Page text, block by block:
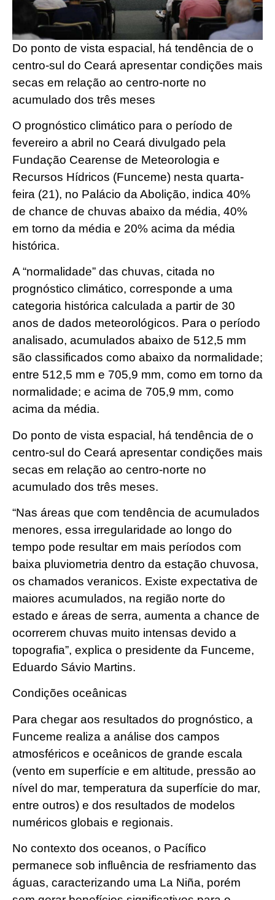
Do ponto de vista espacial, há tendência de o
centro-sul do Ceará apresentar condições mais
secas em relação ao centro-norte no
acumulado dos três meses
O prognóstico climático para o período de
fevereiro a abril no Ceará divulgado pela
Fundação Cearense de Meteorologia e
Recursos Hídricos (Funceme) nesta quarta-
feira (21), no Palácio da Abolição, indica 40%
de chance de chuvas abaixo da média, 40%
em torno da média e 20% acima da média
histórica.
A “normalidade” das chuvas, citada no
prognóstico climático, corresponde a uma
categoria histórica calculada a partir de 30
anos de dados meteorológicos. Para o período
analisado, acumulados abaixo de 512,5 mm
são classificados como abaixo da normalidade;
entre 512,5 mm e 705,9 mm, como em torno da
normalidade; e acima de 705,9 mm, como
acima da média.
Do ponto de vista espacial, há tendência de o
centro-sul do Ceará apresentar condições mais
secas em relação ao centro-norte no
acumulado dos três meses.
“Nas áreas que com tendência de acumulados
menores, essa irregularidade ao longo do
tempo pode resultar em mais períodos com
baixa pluviometria dentro da estação chuvosa,
os chamados veranicos. Existe expectativa de
maiores acumulados, na região norte do
estado e áreas de serra, aumenta a chance de
ocorrerem chuvas muito intensas devido a
topografia”, explica o presidente da Funceme,
Eduardo Sávio Martins.
Condições oceânicas
Para chegar aos resultados do prognóstico, a
Funceme realiza a análise dos campos
atmosféricos e oceânicos de grande escala
(vento em superfície e em altitude, pressão ao
nível do mar, temperatura da superfície do mar,
entre outros) e dos resultados de modelos
numéricos globais e regionais.
No contexto dos oceanos, o Pacífico
permanece sob influência de resfriamento das
águas, caracterizando uma La Niña, porém